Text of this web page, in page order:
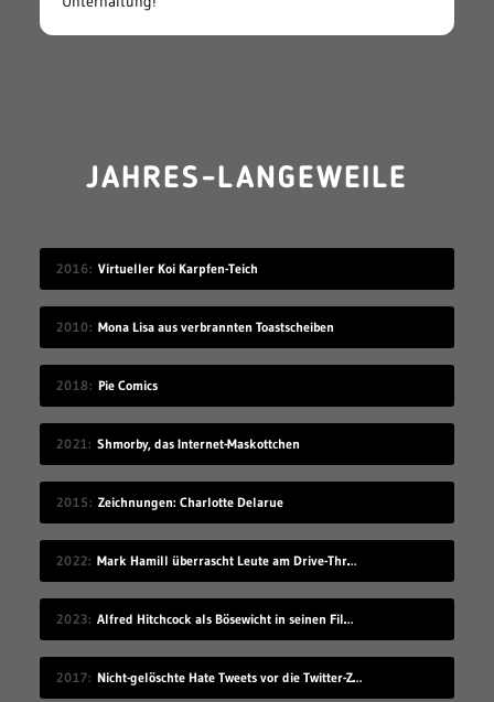
JAHRES-LANGEWEILE
2016 Virtueller Koi Karpfen-Teich
2010 Mona Lisa aus verbrannten Toastscheiben
2018 Pie Comics
2021 Shmorby, das Internet-Maskottchen
2015 Zeichnungen: Charlotte Delarue
2022 Mark Hamill überrascht Leute am Drive-Thru-Schalter
2023 Alfred Hitchcock als Bösewicht in seinen Filmen
2017 Nicht-gelöschte Hate Tweets vor die Twitter-Zentrale gesprüht